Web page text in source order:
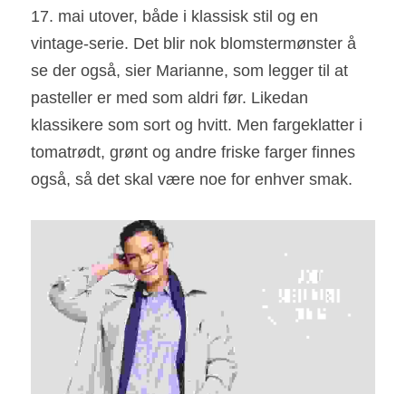
17. mai utover, både i klassisk stil og en
vintage-serie. Det blir nok blomstermønster å
se der også, sier Marianne, som legger til at
pasteller er med som aldri før. Likedan
klassikere som sort og hvitt. Men fargeklatter i
tomatrødt, grønt og andre friske farger finnes
også, så det skal være noe for enhver smak.